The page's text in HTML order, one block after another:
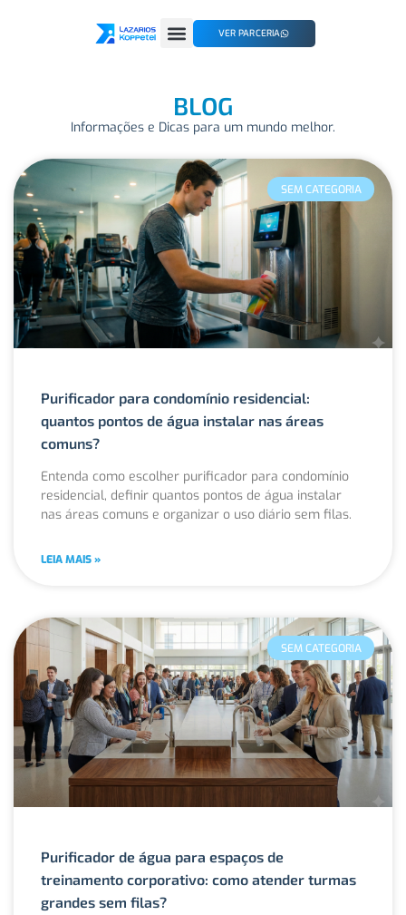
VER PARCERIA
BLOG
Informações e Dicas para um mundo melhor.
SEM CATEGORIA
Purificador para condomínio residencial:
quantos pontos de água instalar nas áreas
comuns?
Entenda como escolher purificador para condomínio
residencial, definir quantos pontos de água instalar
nas áreas comuns e organizar o uso diário sem filas.
LEIA MAIS »
SEM CATEGORIA
Purificador de água para espaços de
treinamento corporativo: como atender turmas
grandes sem filas?